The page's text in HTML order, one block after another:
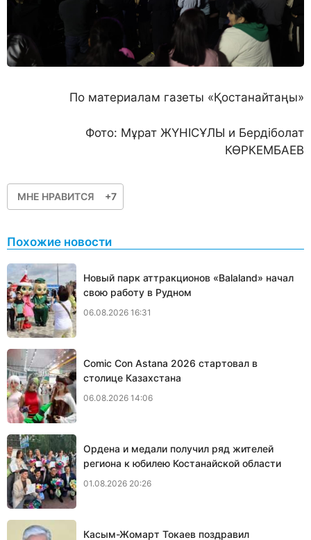
По материалам газеты «Қостанайтаңы»
Фото: Мұрат ЖҮНІСҰЛЫ и Бердіболат
КӨРКЕМБАЕВ
МНЕ НРАВИТСЯ +7
Похожие новости
Новый парк аттракционов «Balaland» начал
свою работу в Рудном
06.08.2026 16:31
Comic Con Astana 2026 стартовал в
столице Казахстана
06.08.2026 14:06
Ордена и медали получил ряд жителей
региона к юбилею Костанайской области
01.08.2026 20:26
Касым-Жомарт Токаев поздравил